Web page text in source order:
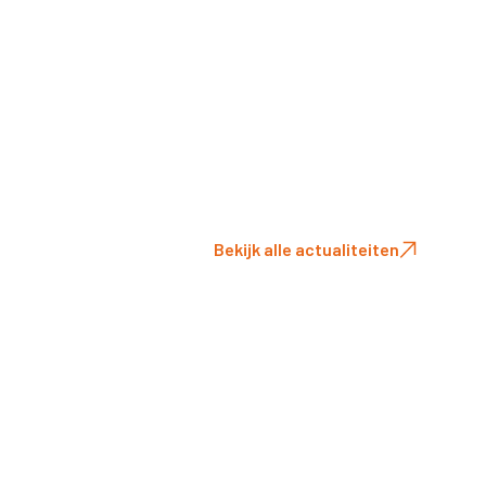
Bekijk alle actualiteiten